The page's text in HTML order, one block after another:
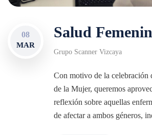
08
MAR
Salud
Grupo Scanner Vizcaya
Con motivo de la celebración
de la Mujer, queremos
reflexión sobre aquellas
de afectar a ambos géneros,